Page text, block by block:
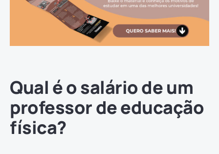
Qual é o salário de um
professor de educação
física?